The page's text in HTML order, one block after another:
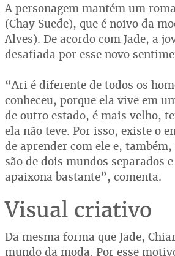
A personagem mantém um
(Chay Suede), que é noivo da
Alves). De acordo com Jade, a
desafiada por esse novo
“Ari é diferente de todos os
conheceu, porque ela vive em
de outro estado, é mais velho,
ela não teve. Por isso, existe o
de aprender com ele e,
são de dois mundos separados
apaixona bastante”, comenta.
Visual criativo
Da mesma forma que Jade,
mundo da moda. Por esse